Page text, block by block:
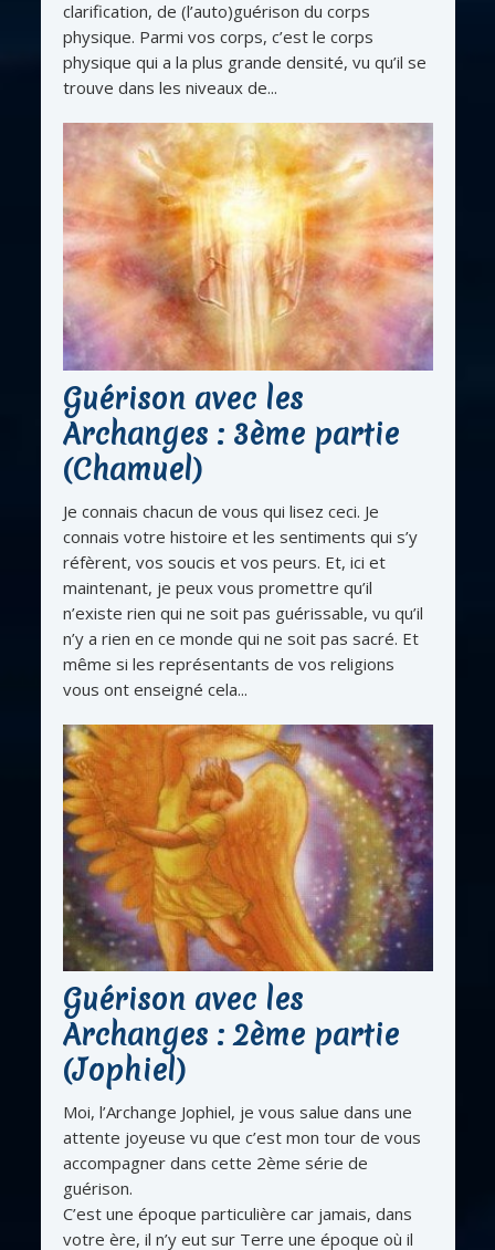
clarification, de (l’auto)guérison du corps
physique. Parmi vos corps, c’est le corps
physique qui a la plus grande densité, vu qu’il se
trouve dans les niveaux de...
Guérison avec les
Archanges : 3ème partie
(Chamuel)
Je connais chacun de vous qui lisez ceci. Je
connais votre histoire et les sentiments qui s’y
réfèrent, vos soucis et vos peurs. Et, ici et
maintenant, je peux vous promettre qu’il
n’existe rien qui ne soit pas guérissable, vu qu’il
n’y a rien en ce monde qui ne soit pas sacré. Et
même si les représentants de vos religions
vous ont enseigné cela...
Guérison avec les
Archanges : 2ème partie
(Jophiel)
Moi, l’Archange Jophiel, je vous salue dans une
attente joyeuse vu que c’est mon tour de vous
accompagner dans cette 2ème série de
guérison.
C’est une époque particulière car jamais, dans
votre ère, il n’y eut sur Terre une époque où il